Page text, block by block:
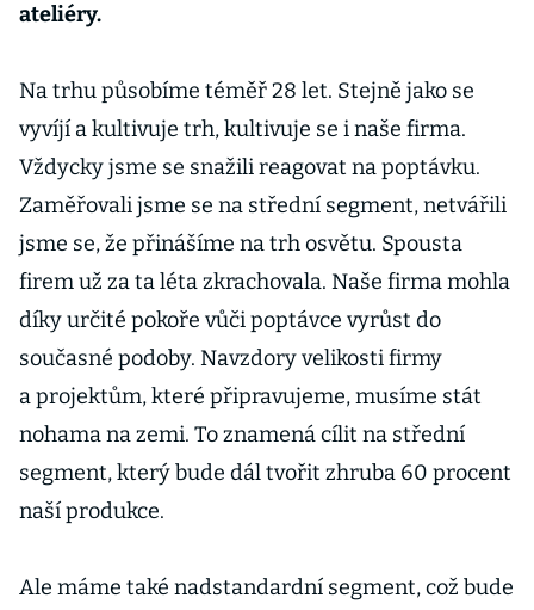
ateliéry.
Na trhu působíme téměř 28 let. Stejně jako se
vyvíjí a kultivuje trh, kultivuje se i naše firma.
Vždycky jsme se snažili reagovat na poptávku.
Zaměřovali jsme se na střední segment, netvářili
jsme se, že přinášíme na trh osvětu. Spousta
firem už za ta léta zkrachovala. Naše firma mohla
díky určité pokoře vůči poptávce vyrůst do
současné podoby. Navzdory velikosti firmy
a projektům, které připravujeme, musíme stát
nohama na zemi. To znamená cílit na střední
segment, který bude dál tvořit zhruba 60 procent
naší produkce.
Ale máme také nadstandardní segment, což bude